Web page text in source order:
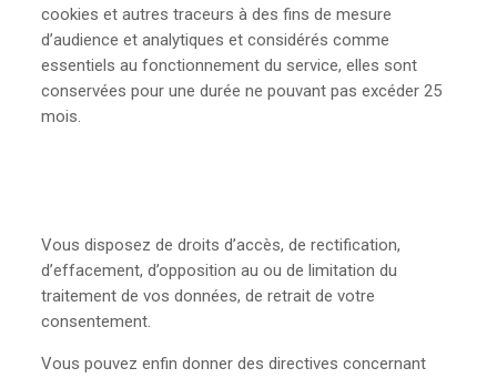
cookies et autres traceurs à des fins de mesure
d’audience et analytiques et considérés comme
essentiels au fonctionnement du service, elles sont
conservées pour une durée ne pouvant pas excéder 25
mois.
Vous disposez de droits d’accès, de rectification,
d’effacement, d’opposition au ou de limitation du
traitement de vos données, de retrait de votre
consentement.
Vous pouvez enfin donner des directives concernant